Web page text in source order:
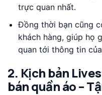
trực quan nhất.
Đồng thời bạn cũng
khách hàng, giúp họ
quan tới thông tin
2. Kịch bản
bán quần áo –